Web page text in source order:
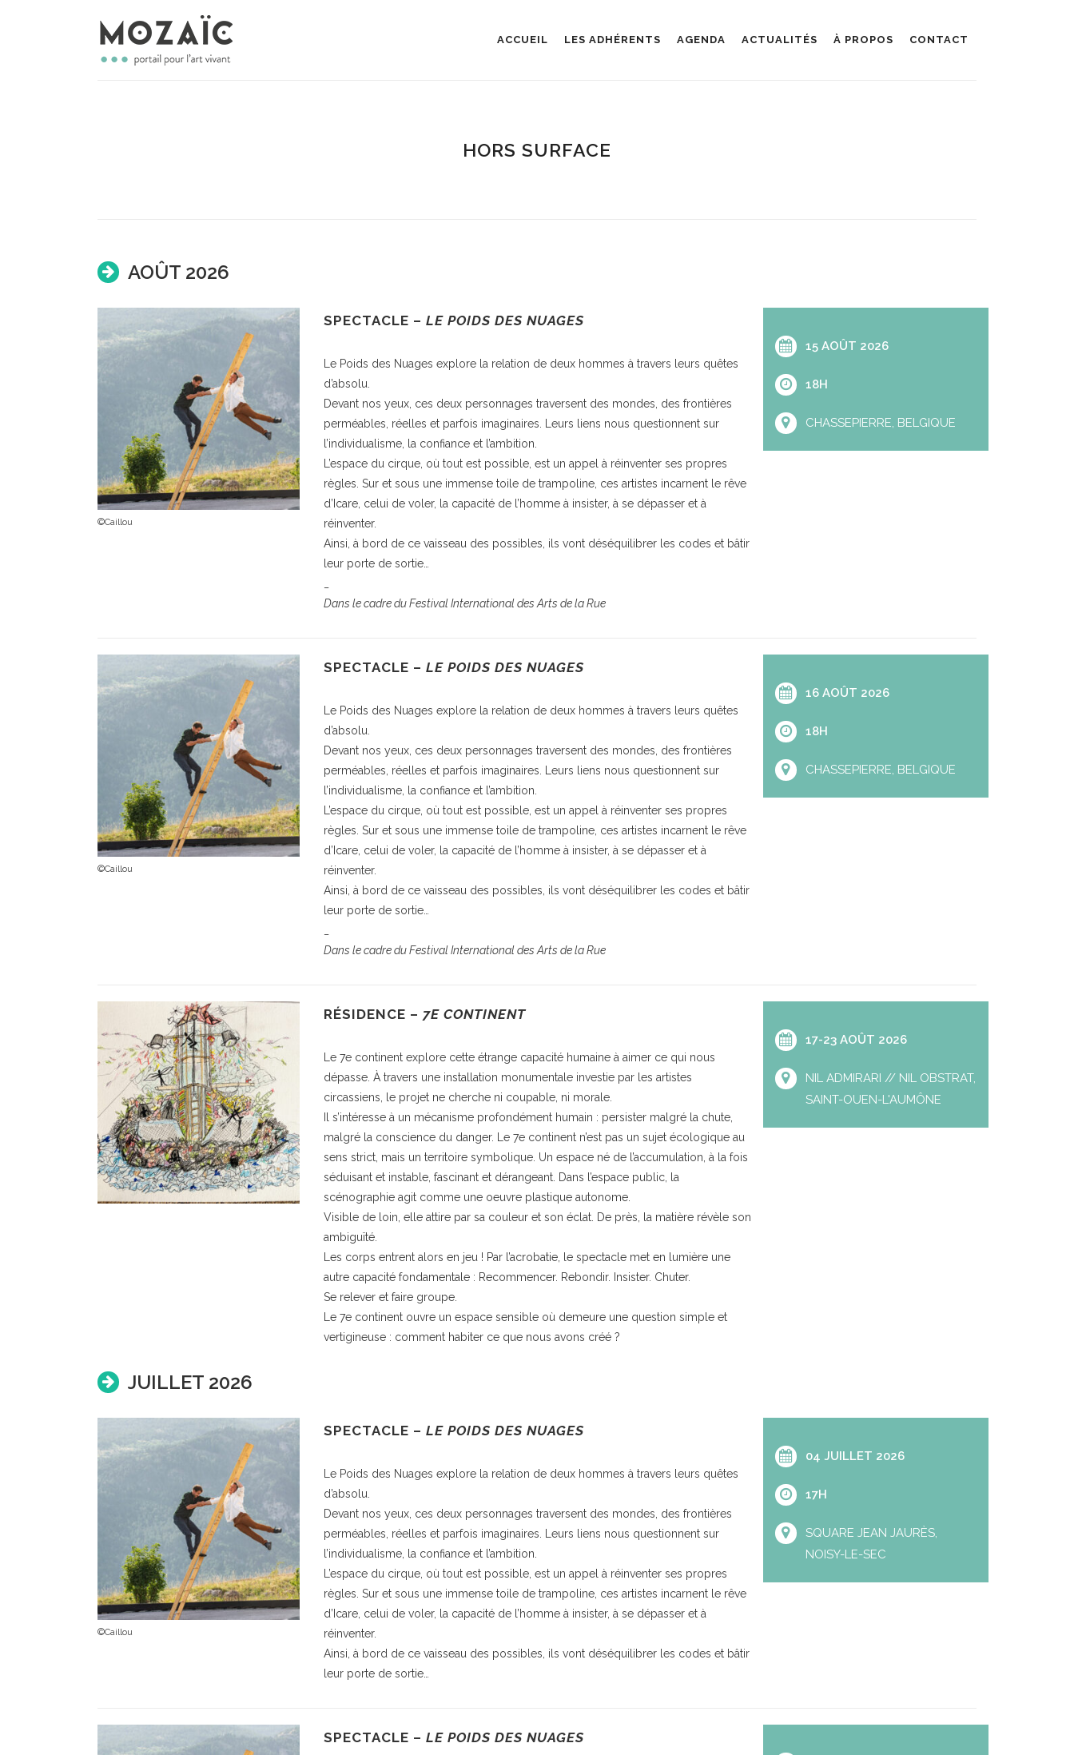
ACCUEIL LES ADHÉRENTS AGENDA ACTUALITÉS À PROPOS CONTACT
HORS SURFACE
AOÛT 2026
©Caillou
SPECTACLE – LE POIDS DES NUAGES
Le Poids des Nuages explore la relation de deux hommes à travers leurs quêtes
d’absolu.
Devant nos yeux, ces deux personnages traversent des mondes, des frontières
perméables, réelles et parfois imaginaires. Leurs liens nous questionnent sur
l’individualisme, la confiance et l’ambition.
L’espace du cirque, où tout est possible, est un appel à réinventer ses propres
règles. Sur et sous une immense toile de trampoline, ces artistes incarnent le rêve
d’Icare, celui de voler, la capacité de l’homme à insister, à se dépasser et à
réinventer.
Ainsi, à bord de ce vaisseau des possibles, ils vont déséquilibrer les codes et bâtir
leur porte de sortie…
Dans le cadre du Festival International des Arts de la Rue
15 AOÛT 2026
18H
CHASSEPIERRE, BELGIQUE
©Caillou
SPECTACLE – LE POIDS DES NUAGES
Le Poids des Nuages explore la relation de deux hommes à travers leurs quêtes
d’absolu.
Devant nos yeux, ces deux personnages traversent des mondes, des frontières
perméables, réelles et parfois imaginaires. Leurs liens nous questionnent sur
l’individualisme, la confiance et l’ambition.
L’espace du cirque, où tout est possible, est un appel à réinventer ses propres
règles. Sur et sous une immense toile de trampoline, ces artistes incarnent le rêve
d’Icare, celui de voler, la capacité de l’homme à insister, à se dépasser et à
réinventer.
Ainsi, à bord de ce vaisseau des possibles, ils vont déséquilibrer les codes et bâtir
leur porte de sortie…
Dans le cadre du Festival International des Arts de la Rue
16 AOÛT 2026
18H
CHASSEPIERRE, BELGIQUE
RÉSIDENCE – 7E CONTINENT
Le 7e continent explore cette étrange capacité humaine à aimer ce qui nous
dépasse. À travers une installation monumentale investie par les artistes
circassiens, le projet ne cherche ni coupable, ni morale.
Il s’intéresse à un mécanisme profondément humain : persister malgré la chute,
malgré la conscience du danger. Le 7e continent n’est pas un sujet écologique au
sens strict, mais un territoire symbolique. Un espace né de l’accumulation, à la fois
séduisant et instable, fascinant et dérangeant. Dans l’espace public, la
scénographie agit comme une oeuvre plastique autonome.
Visible de loin, elle attire par sa couleur et son éclat. De près, la matière révèle son
ambiguïté.
Les corps entrent alors en jeu ! Par l’acrobatie, le spectacle met en lumière une
autre capacité fondamentale : Recommencer. Rebondir. Insister. Chuter.
Se relever et faire groupe.
Le 7e continent ouvre un espace sensible où demeure une question simple et
vertigineuse : comment habiter ce que nous avons créé ?
17-23 AOÛT 2026
NIL ADMIRARI // NIL OBSTRAT,
SAINT-OUEN-L'AUMÔNE
JUILLET 2026
©Caillou
SPECTACLE – LE POIDS DES NUAGES
Le Poids des Nuages explore la relation de deux hommes à travers leurs quêtes
d’absolu.
Devant nos yeux, ces deux personnages traversent des mondes, des frontières
perméables, réelles et parfois imaginaires. Leurs liens nous questionnent sur
l’individualisme, la confiance et l’ambition.
L’espace du cirque, où tout est possible, est un appel à réinventer ses propres
règles. Sur et sous une immense toile de trampoline, ces artistes incarnent le rêve
d’Icare, celui de voler, la capacité de l’homme à insister, à se dépasser et à
réinventer.
Ainsi, à bord de ce vaisseau des possibles, ils vont déséquilibrer les codes et bâtir
leur porte de sortie…
04 JUILLET 2026
17H
SQUARE JEAN JAURÈS,
NOISY-LE-SEC
SPECTACLE – LE POIDS DES NUAGES